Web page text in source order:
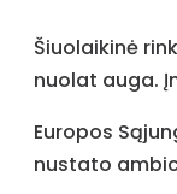
Šiuolaikinė
nuolat auga.
Europos
nustato